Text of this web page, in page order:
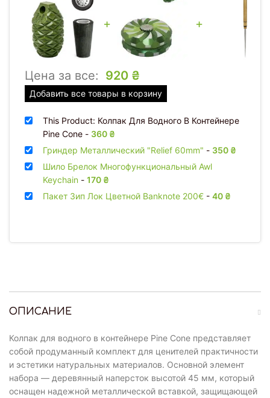
ОПИСАНИЕ
Колпак для водного в контейнере Pine Cone представляет
собой продуманный комплект для ценителей практичности
и эстетики натуральных материалов. Основной элемент
набора — деревянный наперсток высотой 45 мм, который
оснащен надежной металлической вставкой, защищающей
+ +
Цена за все: 920 ₴
Добавить все товары в корзину
This Product: Колпак Для Водного В Контейнере
Pine Cone - 360 ₴
Гриндер Металлический "Relief 60mm" - 350 ₴
Шило Брелок Многофункциональный Awl
Keychain - 170 ₴
Пакет Зип Лок Цветной Banknote 200€ - 40 ₴